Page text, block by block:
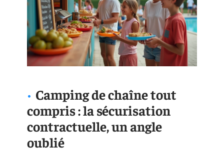
Camping de chaîne tout
compris : la sécurisation
contractuelle, un angle
oublié